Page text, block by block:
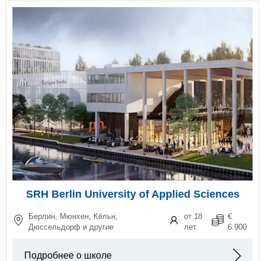
SRH Berlin University of Applied Sciences
Берлин, Мюнхен, Кёльн,
Дюссельдорф и другие
от 18
лет
€
6.900
Подробнее о школе